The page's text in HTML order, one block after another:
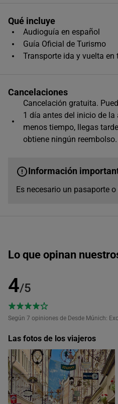
Qué incluye
Audioguía en español
Guía Oficial de Turismo
Transporte ida y vuelta en
Cancelaciones
Cancelación gratuita.
1 día antes del inicio de
menos tiempo, llegas
obtiene ningún reembolso.
Información
Es necesario un pasaporte o
Lo que opinan
4/5
Según 7 opiniones de Desde Múnich:
Las fotos de los viajeros